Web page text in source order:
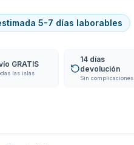
5-7 días laborables
GRATIS
las islas
14 días
devolución
Sin complicaciones